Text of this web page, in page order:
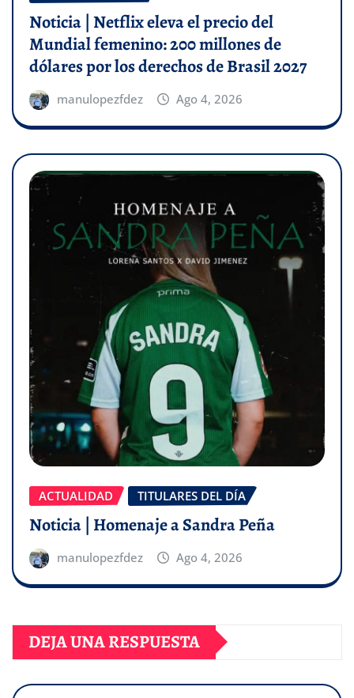
Noticia | Netflix eleva el precio del
Mundial femenino: 200 millones de
dólares por los derechos de Brasil 2027
manulopezfdez Ago 4, 2026
ACTUALIDAD TITULARES DEL DÍA
Noticia | Homenaje a Sandra Peña
manulopezfdez Ago 4, 2026
DEJA UNA RESPUESTA